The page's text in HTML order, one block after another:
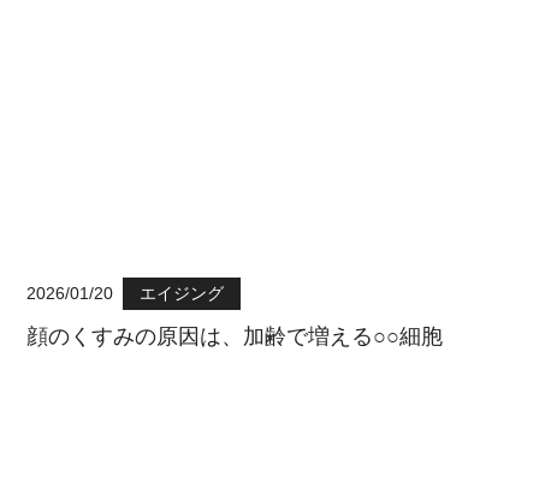
2026/01/20 エイジング
顔のくすみの原因は、加齢で増える○○細胞